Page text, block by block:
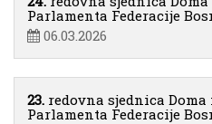
Parlamenta Federacije
06.03.2026
23. redovna sjednica Doma
Parlamenta Federacije